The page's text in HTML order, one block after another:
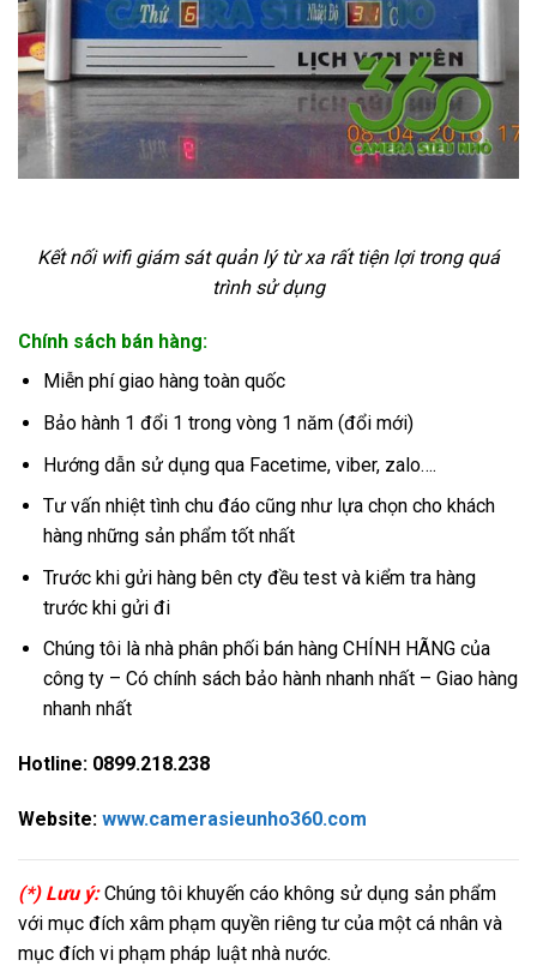
Kết nối wifi giám sát quản lý từ xa rất tiện lợi trong quá
trình sử dụng
Chính sách bán hàng:
Miễn phí giao hàng toàn quốc
Bảo hành 1 đổi 1 trong vòng 1 năm (đổi mới)
Hướng dẫn sử dụng qua Facetime, viber, zalo….
Tư vấn nhiệt tình chu đáo cũng như lựa chọn cho khách
hàng những sản phẩm tốt nhất
Trước khi gửi hàng bên cty đều test và kiểm tra hàng
trước khi gửi đi
Chúng tôi là nhà phân phối bán hàng CHÍNH HÃNG của
công ty – Có chính sách bảo hành nhanh nhất – Giao hàng
nhanh nhất
Hotline: 0899.218.238
Website: www.camerasieunho360.com
(*) Lưu ý: Chúng tôi khuyến cáo không sử dụng sản phẩm
với mục đích xâm phạm quyền riêng tư của một cá nhân và
mục đích vi phạm pháp luật nhà nước.